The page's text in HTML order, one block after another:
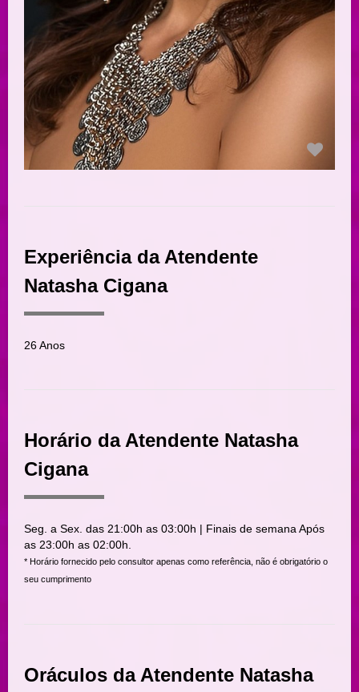
Experiência da Atendente
Natasha Cigana
26 Anos
Horário da Atendente Natasha
Cigana
Seg. a Sex. das 21:00h as 03:00h | Finais de semana Após
as 23:00h as 02:00h.
* Horário fornecido pelo consultor apenas como referência, não é obrigatório o
seu cumprimento
Oráculos da Atendente Natasha